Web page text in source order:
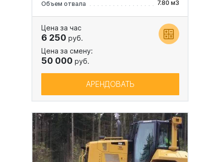
Объем отвала
7.80 м3
Цена за час
6 250 руб.
Цена за смену:
50 000 руб.
АРЕНДОВАТЬ